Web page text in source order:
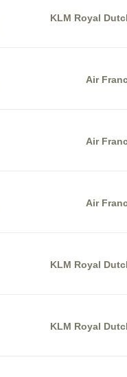
KLM Royal
Air
Air
Air
KLM Royal
KLM Royal